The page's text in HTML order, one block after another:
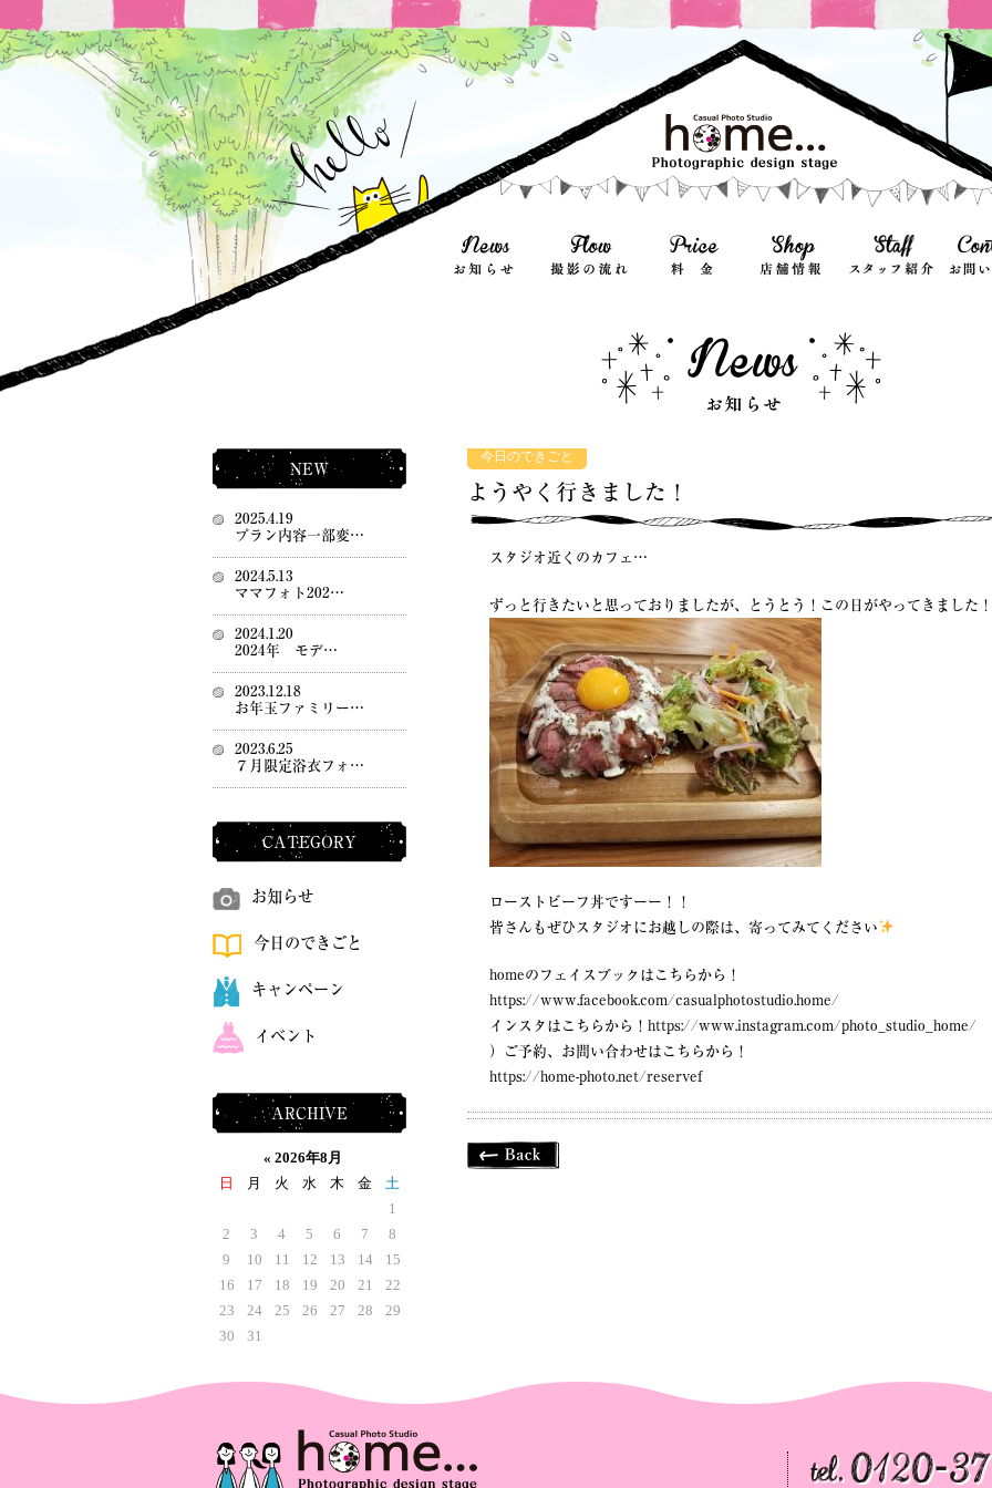
今日のできごと
ようやく行きました！
スタジオ近くのカフェ…
ずっと行きたいと思っておりましたが、とうとう！この日がやってきました！
ローストビーフ丼ですーー！！
皆さんもぜひスタジオにお越しの際は、寄ってみてください
homeのフェイスブックはこちらから！
https://www.facebook.com/casualphotostudio.home/
インスタはこちらから！ https://www.instagram.com/photo_studio_home/
）ご予約、お問い合わせはこちらから！
https://home-photo.net/reservef
NEW
2025.4.19
プラン内容一部変…
2024.5.13
ママフォト202…
2024.1.20
2024年 モデ…
2023.12.18
お年玉ファミリー…
2023.6.25
７月限定浴衣フォ…
CATEGORY
お知らせ
今日のできごと
キャンペーン
イベント
ARCHIVE
« 2026年8月
日
月 火 水 木 金
土
1
2
3 4 5 6 7
8
9
10 11 12 13 14
15
16
17 18 19 20 21
22
23
24 25 26 27 28
29
30
31